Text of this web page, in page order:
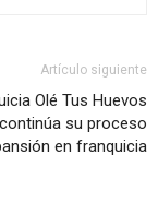
Artículo siguiente
Olé Tus Huevos
su proceso
en franquicia